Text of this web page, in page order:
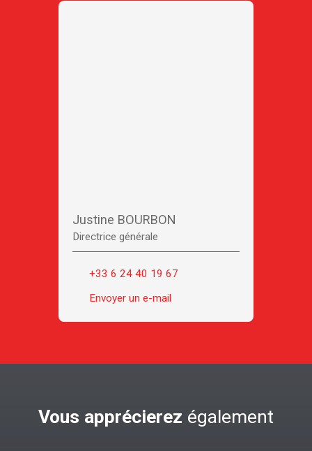
Justine BOURBON
Directrice générale
+33 6 24 40 19 67
Envoyer un e-mail
Vous apprécierez également